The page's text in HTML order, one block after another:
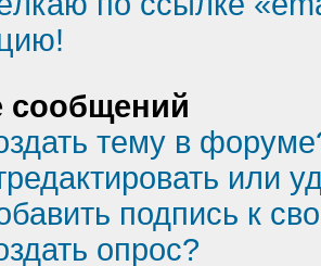
сообщений
тему в
или
подпись к
опрос?